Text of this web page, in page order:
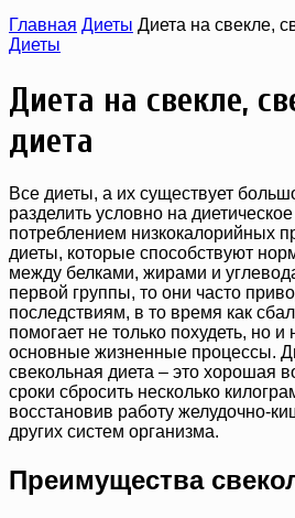
Главная Диеты Диета на свекле,
Диеты
Диета на свекле,
диета
Все диеты, а их существует
разделить условно на
потреблением низкокалорийных
диеты, которые способствуют
между белками, жирами и
первой группы, то они часто
последствиям, в то время как
помогает не только похудеть, но
основные жизненные процессы.
свекольная диета – это хорошая
сроки сбросить несколько
восстановив работу желудочно-
других систем организма.
Преимущества